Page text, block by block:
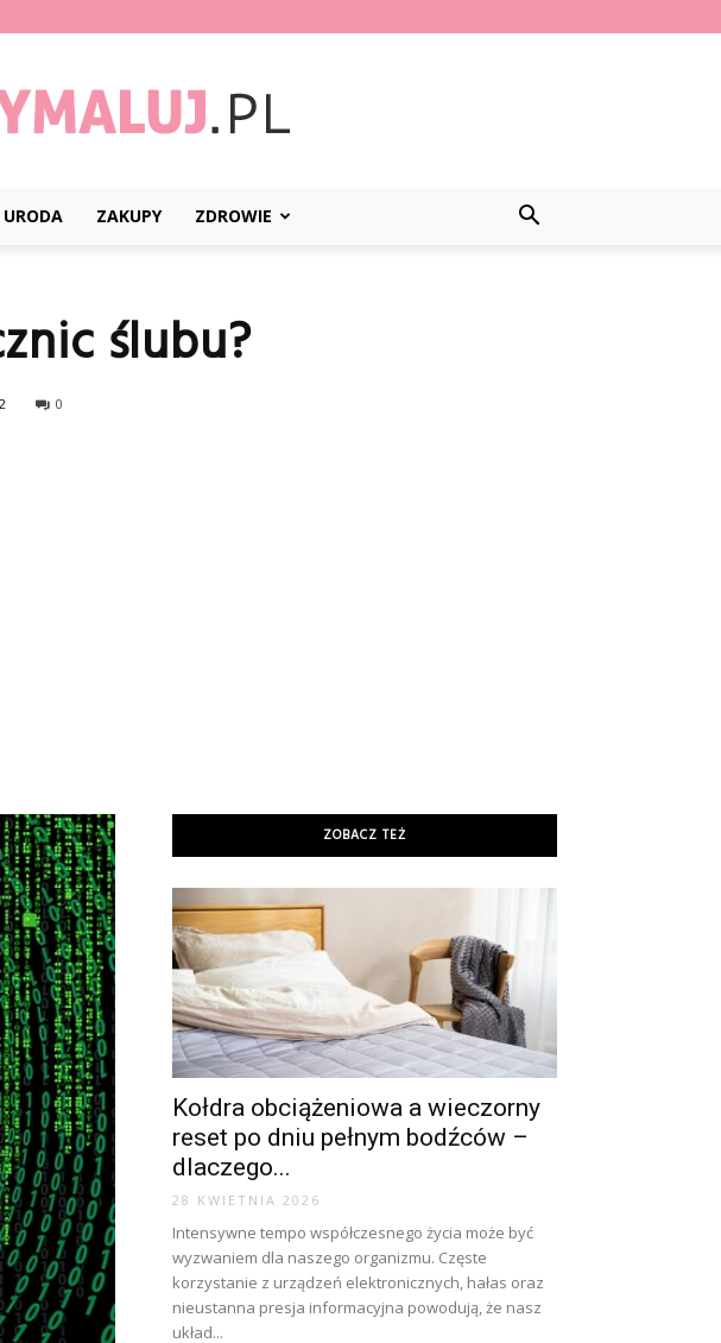
URODA ZAKUPY ZDROWIE
ślubu?
0
ZOBACZ TEŻ
Kołdra obciążeniowa a wieczorny
reset po dniu pełnym bodźców –
dlaczego...
28 KWIETNIA 2026
Intensywne tempo współczesnego życia może być
wyzwaniem dla naszego organizmu. Częste
korzystanie z urządzeń elektronicznych, hałas oraz
nieustanna presja informacyjna powodują, że nasz
układ...